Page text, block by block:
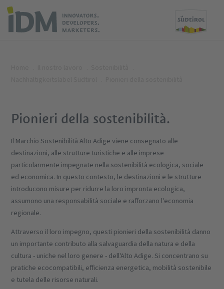
Pionieri della sostenibilità.
Il Marchio Sostenibilità Alto Adige viene consegnato alle
destinazioni, alle strutture turistiche e alle imprese
particolarmente impegnate nella sostenibilità ecologica, sociale
ed economica. In questo contesto, le destinazioni e le strutture
introducono misure per ridurre la loro impronta ecologica,
assumono una responsabilità sociale e rafforzano l'economia
regionale.
Attraverso il loro impegno, questi pionieri della sostenibilità danno
un importante contributo alla salvaguardia della natura e della
cultura - uniche nel loro genere - dell'Alto Adige. Si concentrano su
pratiche ecocompatibili, efficienza energetica, mobilità sostenibile
e tutela delle risorse naturali.